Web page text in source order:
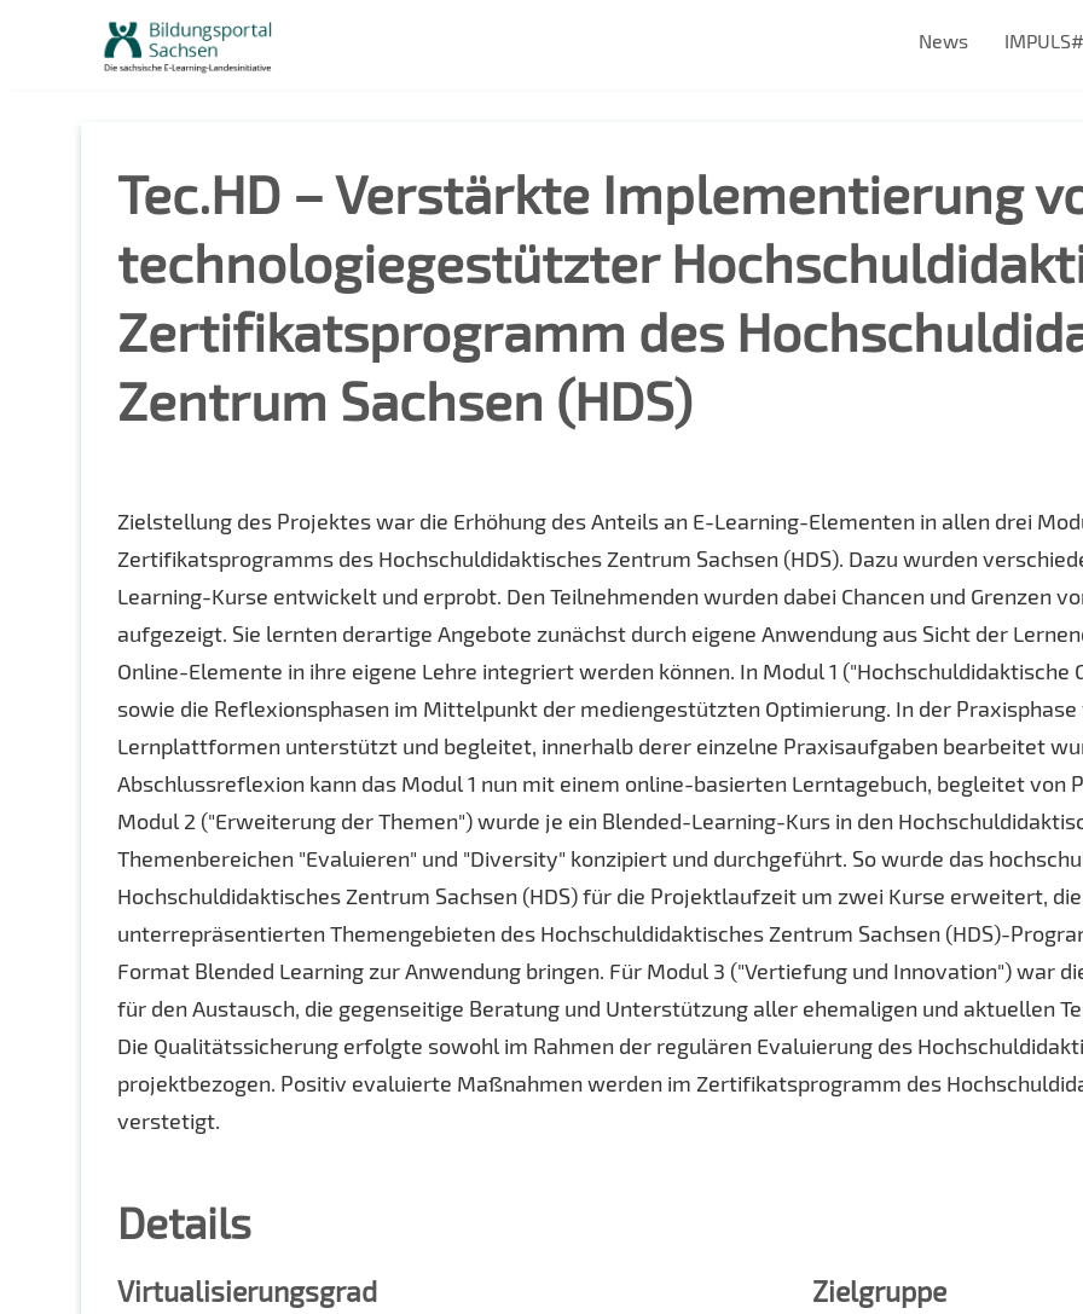
News
Tec.HD – Verstärkte Implementierung
technologiegestützter
Zertifikatsprogramm des
Zentrum Sachsen (HDS)
Zielstellung des Projektes war die Erhöhung des Anteils an E-Learning-Elementen in allen drei
Zertifikatsprogramms des Hochschuldidaktisches Zentrum Sachsen (HDS). Dazu wurden
Learning-Kurse entwickelt und erprobt. Den Teilnehmenden wurden dabei Chancen und Grenzen
aufgezeigt. Sie lernten derartige Angebote zunächst durch eigene Anwendung aus Sicht der
Online-Elemente in ihre eigene Lehre integriert werden können. In Modul 1 ("Hochschuldidaktische
sowie die Reflexionsphasen im Mittelpunkt der mediengestützten Optimierung. In der
Lernplattformen unterstützt und begleitet, innerhalb derer einzelne Praxisaufgaben bearbeitet
Abschlussreflexion kann das Modul 1 nun mit einem online-basierten Lerntagebuch, begleitet von
Modul 2 ("Erweiterung der Themen") wurde je ein Blended-Learning-Kurs in den
Themenbereichen "Evaluieren" und "Diversity" konzipiert und durchgeführt. So wurde das
Hochschuldidaktisches Zentrum Sachsen (HDS) für die Projektlaufzeit um zwei Kurse erweitert,
unterrepräsentierten Themengebieten des Hochschuldidaktisches Zentrum Sachsen (HDS)-
Format Blended Learning zur Anwendung bringen. Für Modul 3 ("Vertiefung und Innovation") war
für den Austausch, die gegenseitige Beratung und Unterstützung aller ehemaligen und aktuellen
Die Qualitätssicherung erfolgte sowohl im Rahmen der regulären Evaluierung des
projektbezogen. Positiv evaluierte Maßnahmen werden im Zertifikatsprogramm des
verstetigt.
Details
Virtualisierungsgrad Zielgruppe